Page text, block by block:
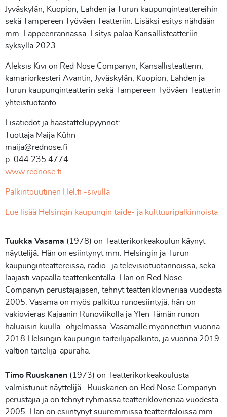
Jyväskylän, Kuopion, Lahden ja Turun kaupunginteattereihin
sekä Tampereen Työväen Teatteriin. Lisäksi esitys nähdään
mm. Lappeenrannassa. Esitys palaa Kansallisteatteriin
syksyllä 2023.
Aleksis Kivi on Red Nose Companyn, Kansallisteatterin,
kamariorkesteri Avantin, Jyväskylän, Kuopion, Lahden ja
Turun kaupunginteatterin sekä Tampereen Työväen Teatterin
yhteistuotanto.
Lisätiedot ja haastattelupyynnöt:
Tuottaja Maija Kühn
maija@rednose.fi
p. 044 235 4774
www.rednose.fi
Palkintouutinen Hel.fi -sivulla
Lue lisää Helsingin kaupungin taide- ja kulttuuripalkinnoista
Tuukka Vasama (1978) on Teatterikorkeakoulun käynyt
näyttelijä. Hän on esiintynyt mm. Helsingin ja Turun
kaupunginteattereissa, radio- ja televisiotuotannoissa, sekä
laajasti vapaalla teatterikentällä. Hän on Red Nose
Companyn perustajajäsen, tehnyt teatteriklovneriaa vuodesta
2005. Vasama on myös palkittu runoesiintyjä; hän on
vakiovieras Kajaanin Runoviikolla ja Ylen Tämän runon
haluaisin kuulla -ohjelmassa. Vasamalle myönnettiin vuonna
2018 Helsingin kaupungin taiteilijapalkinto, ja vuonna 2019
valtion taitelija-apuraha.
Timo Ruuskanen (1973) on Teatterikorkeakoulusta
valmistunut näyttelijä. Ruuskanen on Red Nose Companyn
perustajia ja on tehnyt ryhmässä teatteriklovneriaa vuodesta
2005. Hän on esiintynyt suuremmissa teatteritaloissa mm.